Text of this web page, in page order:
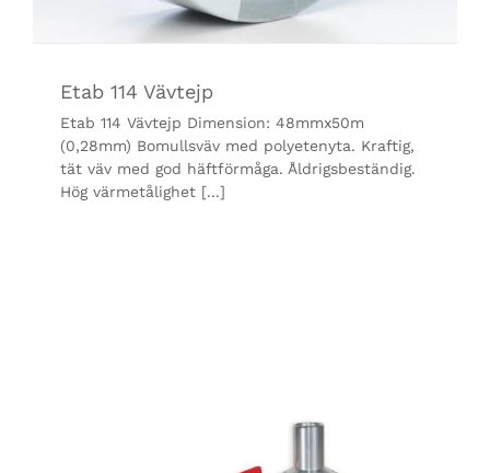
Etab 114 Vävtejp
Etab 114 Vävtejp Dimension: 48mmx50m
(0,28mm) Bomullsväv med polyetenyta. Kraftig,
tät väv med god häftförmåga. Åldrigsbeständig.
Hög värmetålighet [...]